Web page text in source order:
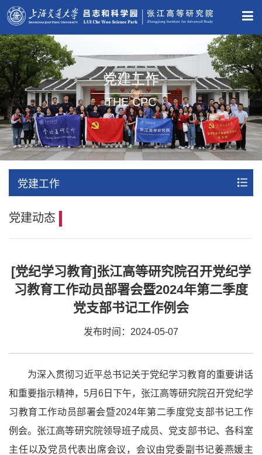
党建工作
THE CPC
党建工作
党建动态
[党纪学习教育]张江高等研究院召开党纪学
习教育工作动员部署会暨2024年第二季度
党支部书记工作例会
发布时间：2024-05-07
为深入贯彻习近平总书记关于党纪学习教育的重要讲话
和重要指示精神，5月6日下午，张江高等研究院召开党纪学
习教育工作动员部署会暨2024年第二季度党支部书记工作
例会。张江高等研究院领导班子成员、党支部书记、各科室
主任以及党员代表出席会议，会议由党委副书记姜燕媛主